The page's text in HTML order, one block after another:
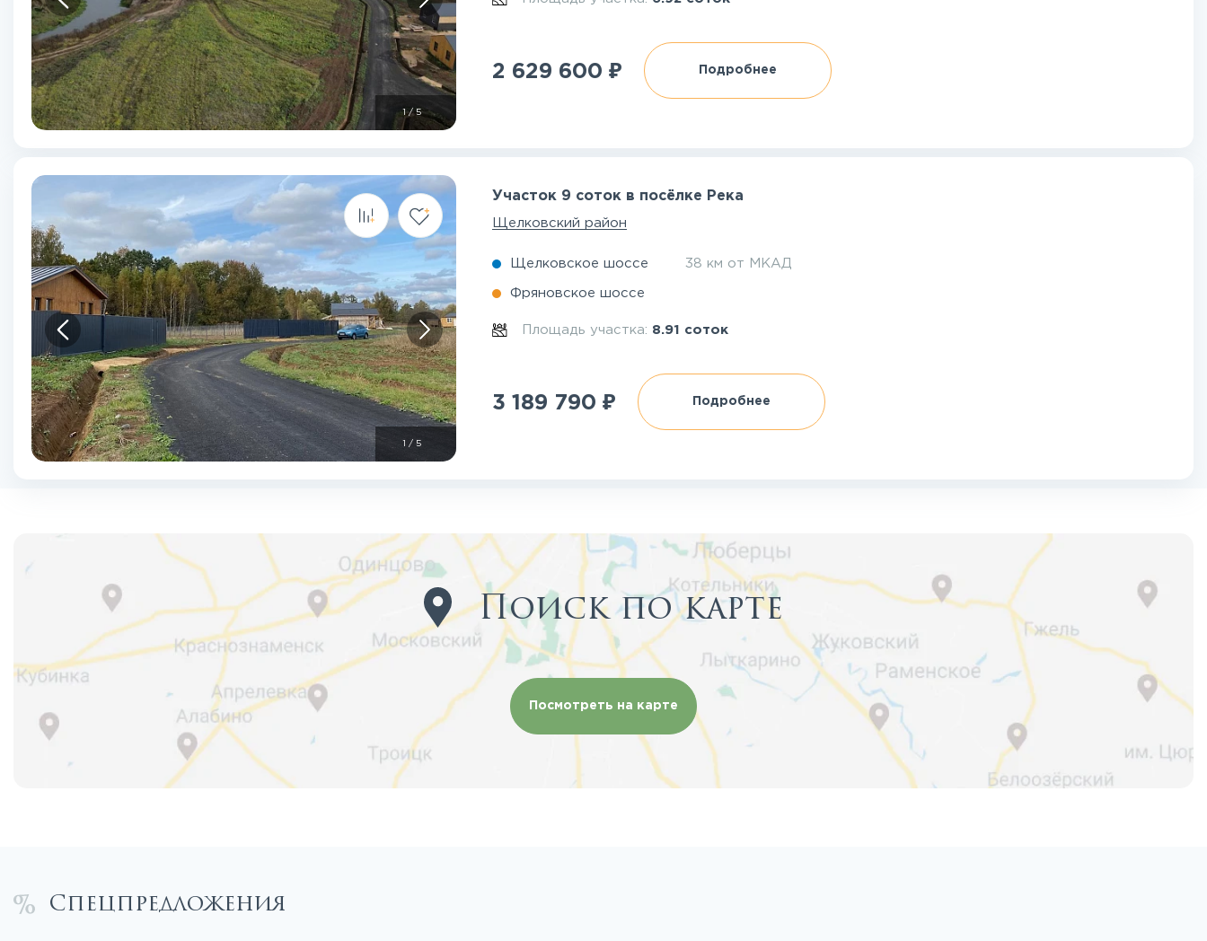
/5
2 629 600 ₽ Подробнее
/5
Участок 9 соток в посёлке Река
Щелковский район
Щелковское шоссе 38 км от МКАД
Фряновское шоссе
Площадь участка: 8.91 соток
3 189 790 ₽ Подробнее
Поиск по карте
Посмотреть на карте
Спецпредложения